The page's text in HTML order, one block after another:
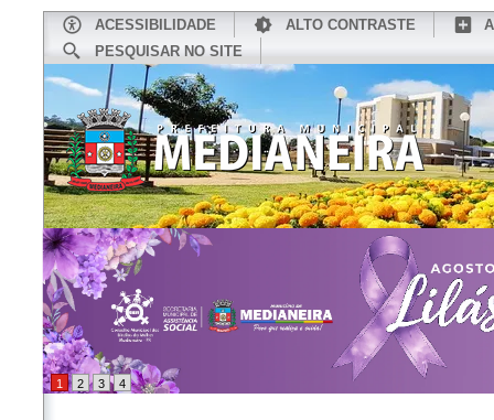
ACESSIBILIDADE ALTO CONTRASTE
PESQUISAR NO SITE
CONHEÇA MEDIANEIRA
1 2 3 4